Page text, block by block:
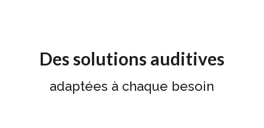
Des solutions auditives
adaptées à chaque besoin